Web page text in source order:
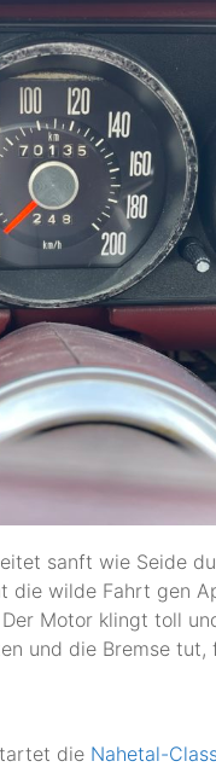
sanft wie Seide
die wilde Fahrt gen
Motor klingt toll
und die Bremse
die Nahetal-